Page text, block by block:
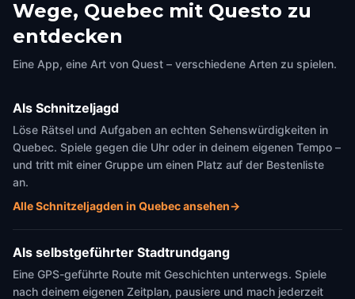
Wege, Quebec mit Questo zu
entdecken
Eine App, eine Art von Quest – verschiedene Arten zu spielen.
Als Schnitzeljagd
Löse Rätsel und Aufgaben an echten Sehenswürdigkeiten in
Quebec. Spiele gegen die Uhr oder in deinem eigenen Tempo –
und tritt mit einer Gruppe um einen Platz auf der Bestenliste
an.
Alle Schnitzeljagden in Quebec ansehen→
Als selbstgeführter Stadtrundgang
Eine GPS-geführte Route mit Geschichten unterwegs. Spiele
nach deinem eigenen Zeitplan, pausiere und mach jederzeit